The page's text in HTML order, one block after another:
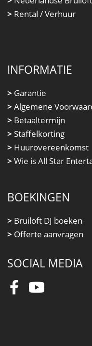
> Rental / Verhuur
INFORMATIE
> Garantie
> Algemene
> Betaaltermijn
> Staffelkorting
> Huurovereenkomst
> Wie is All Star
BOEKINGEN
> Bruiloft DJ boeken
> Offerte aanvragen
SOCIAL MEDIA